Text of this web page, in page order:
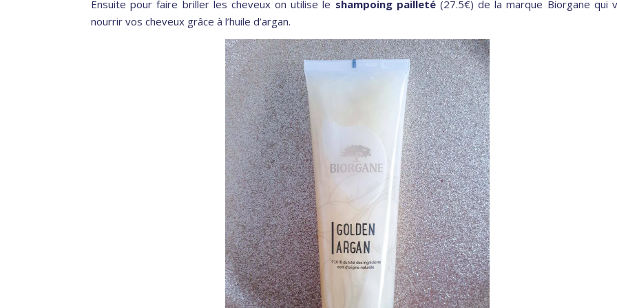
Ensuite pour faire briller les cheveux on utilise le shampoing pailleté (27.5€) de la marque Biorgane qui
nourrir vos cheveux grâce à l’huile d’argan.